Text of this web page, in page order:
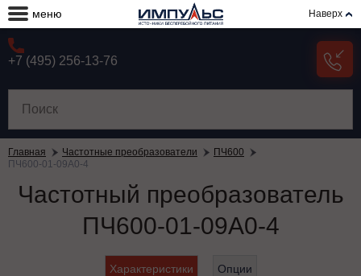
меню Наверх
+7 (495) 256-13-76
Главная Частотные преобразователи
ПЧ600
ПЧ600-01-09А0-4
Частотный преобразователь
ПЧ600-01-09А0-4
Характеристики Опции